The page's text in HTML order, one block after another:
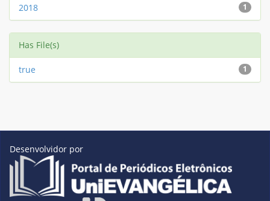
1
2018
Has File(s)
1
true
Desenvolvidor por